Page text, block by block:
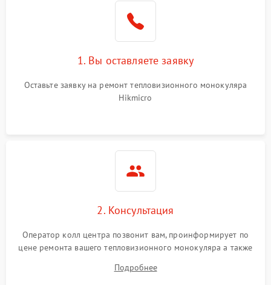
500 ₽
1250 ₽ Подробнее →
750 ₽
2500 ₽
1500 ₽
1. Вы оставляете заявку
Оставьте заявку на ремонт тепловизионного монокуляра
Hikmicro
2. Консультация
Оператор колл центра позвонит вам, проинформирует по
цене ремонта вашего тепловизионного монокуляра а также
Подробнее